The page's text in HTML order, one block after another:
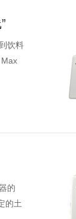
饮料
的
的土